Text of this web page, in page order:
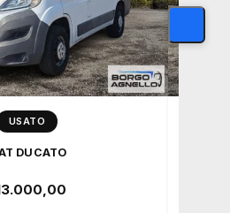
USATO
DUCATO